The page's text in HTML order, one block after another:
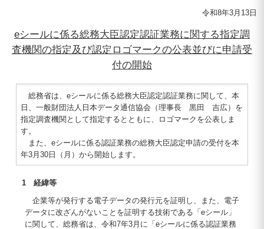
令和8年3月13日
eシールに係る総務大臣認定認証業務に関する指定調
査機関の指定及び認定ロゴマークの公表並びに申請受
付の開始
総務省は、eシールに係る総務大臣認定認証業務に関して、本
日、一般財団法人日本データ通信協会（理事長 黒田 吉広）を
指定調査機関として指定するとともに、ロゴマークを公表しま
す。
また、eシールに係る認証業務の総務大臣認定申請の受付を本
年3月30日（月）から開始します。
1 経緯等
企業等が発行する電子データの発行元を証明し、また、電子
データに改ざんがないことを証明する技術である「eシール」
に関して、総務省は、令和7年3月に「eシールに係る認証業務